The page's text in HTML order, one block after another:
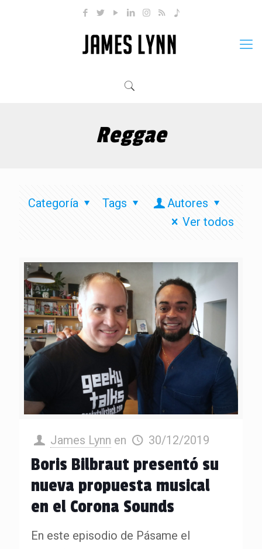
Reggae
Categoría Tags
Autores
Ver todos
James Lynn en 30/12/2019
Boris Bilbraut presentó su
nueva propuesta musical
en el Corona Sounds
En este episodio de Pásame el